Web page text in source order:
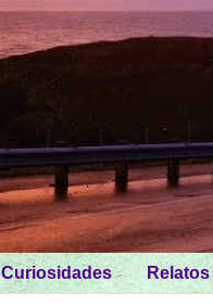
Curiosidades Relatos